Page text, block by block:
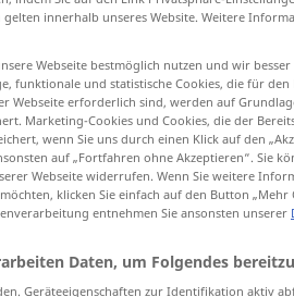
innerhalb unseres Website. Weitere
Webseite bestmöglich nutzen und wir
funktionale und statistische Cookies, die für den
Webseite erforderlich sind, werden auf
Marketing-Cookies und Cookies, die der
wenn Sie uns durch einen Klick auf den
auf „Fortfahren ohne Akzeptieren“. Sie
Webseite widerrufen. Wenn Sie weitere
klicken Sie einfach auf den Button „Mehr
entnehmen Sie ansonsten unserer
Daten, um Folgendes
Geräteeigenschaften zur Identifikation aktiv